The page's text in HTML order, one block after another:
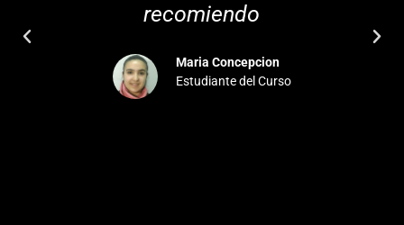
recomiendo
Maria Concepcion
Estudiante del Curso